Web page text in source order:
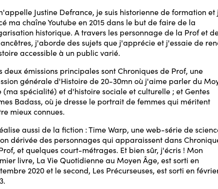
Justine Defrance, je suis historienne de formation et
ma chaîne Youtube en 2015 dans le but de faire de la
historique. A travers les personnage de la Prof et
ancêtres, j'aborde des sujets que j'apprécie et j'essaie de
accessible à un public varié.
deux émissions principales sont Chroniques de Prof, une
générale d'Histoire de 20-30mn où j'aime parler du
(ma spécialité) et d'histoire sociale et culturelle ; et Gentes
Badass, où je dresse le portrait de femmes qui méritent
mieux connues.
aussi de la fiction : Time Warp, une web-série de
dérivée des personnages qui apparaissent dans
et quelques court-métrages. Et bien sûr, j'écris ! Mon
livre, La Vie Quotidienne au Moyen Âge, est sorti en
2020 et le second, Les Précurseuses, est sorti en